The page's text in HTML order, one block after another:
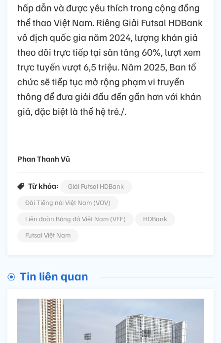
hấp dẫn và được yêu thích trong cộng đồng
thể thao Việt Nam. Riêng Giải Futsal HDBank
vô địch quốc gia năm 2024, lượng khán giả
theo dõi trực tiếp tại sân tăng 60%, lượt xem
trực tuyến vượt 6,5 triệu. Năm 2025, Ban tổ
chức sẽ tiếp tục mở rộng phạm vi truyền
thông để đưa giải đấu đến gần hơn với khán
giả, đặc biệt là thế hệ trẻ./.
Phan Thanh Vũ
Từ khóa:
Giải Futsal HDBank
Đài Tiếng nói Việt Nam (VOV)
Liên đoàn Bóng đá Việt Nam (VFF)
HDBank
Futsal Việt Nam
Tin liên quan